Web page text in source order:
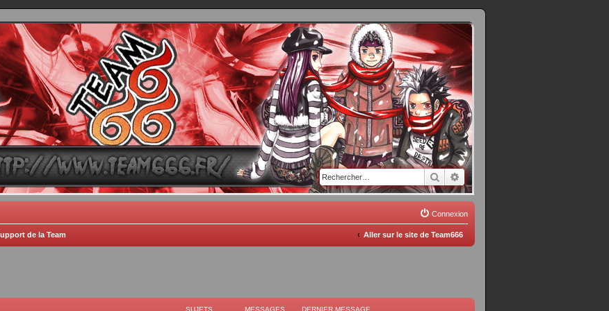
666
Blaster Knuckle et Death Trance
RechercherRecherche avancée
Connexion
de la Team Aller sur le site de Team666
SUJETS MESSAGES DERNIER MESSAGE